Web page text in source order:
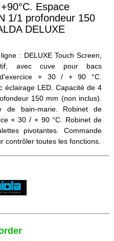
Espace
1/1 profondeur 150
DELUXE
: DELUXE Touch Screen,
avec cuve pour bacs
d'exercice + 30 / + 90 °C.
éclairage LED. Capacité de 4
150 mm (non inclus).
de bain-marie. Robinet de
+ 30 / + 90 °C. Robinet de
pivotantes. Commande
contrôler toutes les fonctions.